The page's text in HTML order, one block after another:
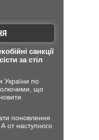
санкції
за стіл
України по
болючими, що
поновлення
от наступного